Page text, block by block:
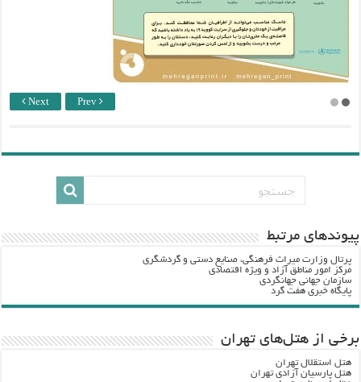
Next Prev
پيوندهاي مرتبط
پرتال وزارت ميراث فرهنگي، صنایع دستی و گردشگري
مرکز امور مناطق آزاد و ویژه اقتصادی
سازمان جهانی جهانگردی
پایگاه خبری هفت گرد
برخی از هتل‌های تهران
هتل استقلال تهران
هتل پارسیان آزادی تهران